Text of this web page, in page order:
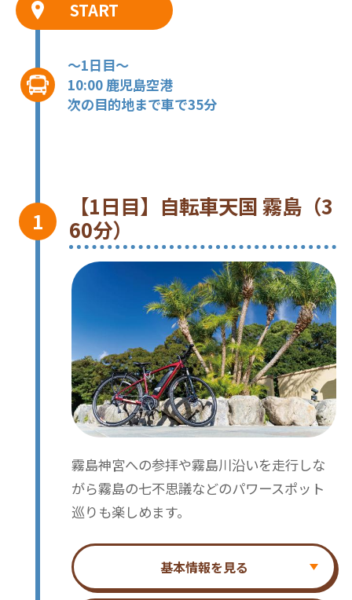
START
～1日目～
10:00 鹿児島空港
次の目的地まで車で35分
【1日目】自転車天国 霧島（3
60分）
霧島神宮への参拝や霧島川沿いを走行しな
がら霧島の七不思議などのパワースポット
巡りも楽しめます。
基本情報を見る